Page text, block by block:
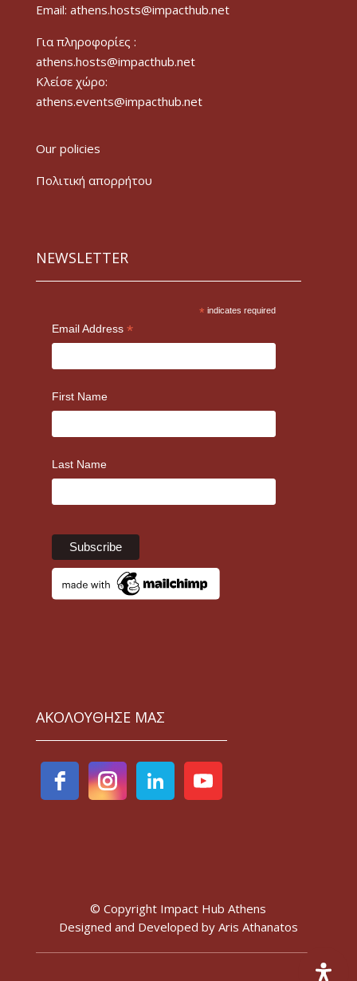
Email: athens.hosts@impacthub.net
Για πληροφορίες :
athens.hosts@impacthub.net
Κλείσε χώρο:
athens.events@impacthub.net
Our policies
Πολιτική απορρήτου
NEWSLETTER
* indicates required
Email Address *
First Name
Last Name
ΑΚΟΛΟΥΘΗΣΕ ΜΑΣ
© Copyright Impact Hub Athens
Designed and Developed by Aris Athanatos